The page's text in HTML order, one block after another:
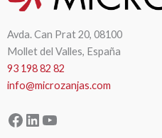
Avda. Can Prat 20, 08100
Mollet del Valles, España
93 198 82 82
info@microzanjas.com
Facebook
LinkedIn
YouTube